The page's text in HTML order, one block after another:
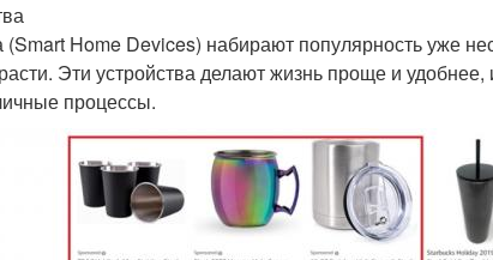
Home Devices) набирают популярность уже
Эти устройства делают жизнь проще и
процессы.